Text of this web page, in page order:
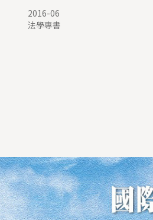
Ziekow教授之主題演說原文
經雙向匿名審查通過之會議論
2016-06
法學專書